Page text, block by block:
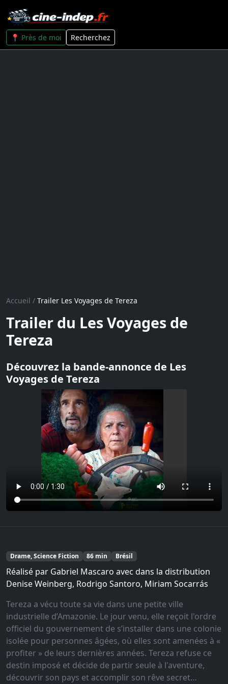
📍 Près de moi Recherchez
Accueil / Trailer Les Voyages de Tereza
Trailer du Les Voyages de
Tereza
Découvrez la bande-annonce de Les
Voyages de Tereza
Drame, Science Fiction 86 min Brésil
Réalisé par Gabriel Mascaro avec dans la distribution
Denise Weinberg, Rodrigo Santoro, Miriam Socarrás
Tereza a vécu toute sa vie dans une petite ville
industrielle d’Amazonie. Le jour venu, elle reçoit l'ordre
officiel du gouvernement de s’installer dans une colonie
isolée pour personnes âgées, où elles sont amenées à «
profiter » de leurs dernières années. Tereza refuse ce
destin imposé et décide de partir seule à l'aventure,
découvrir son pays et accomplir son rêve secret…